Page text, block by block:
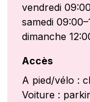
vendredi
samedi
dimanche
Accès
A pied/vélo :
Voiture :